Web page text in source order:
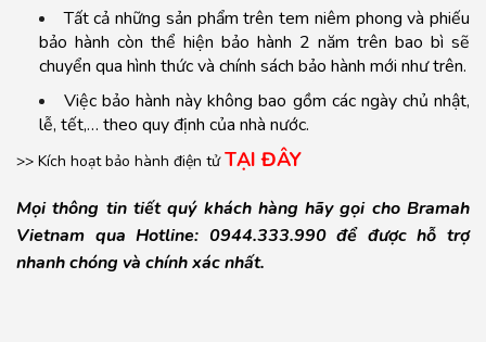
Tất cả những sản phẩm trên tem niêm phong và phiếu
bảo hành còn thể hiện bảo hành 2 năm trên bao bì sẽ
chuyển qua hình thức và chính sách bảo hành mới như trên.
Việc bảo hành này không bao gồm các ngày chủ nhật,
lễ, tết,… theo quy định của nhà nước.
>> Kích hoạt bảo hành điện tửTẠI ĐÂY
Mọi thông tin tiết quý khách hàng hãy gọi cho Bramah
Vietnam qua Hotline: 0944.333.990để được hỗ trợ
nhanh chóng và chính xác nhất.